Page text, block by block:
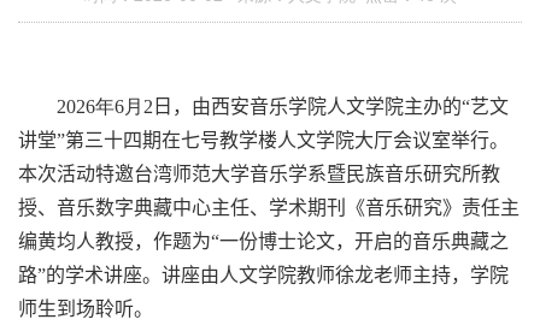
2026年6月 2 日，由西安音乐学院人文学院主办的“艺文
讲堂”第三十四期在七号教学楼人文学院大厅会议室举行。
本次活动特邀台湾师范大学音乐学系暨民族音乐研究所教
授、音乐数字典藏中心主任、学术期刊《音乐研究》责任主
编黄均人教授，作题为“一份博士论文，开启的音乐典藏之
路”的学术讲座。讲座由人文学院教师徐龙老师主持，学院
师生到场聆听。